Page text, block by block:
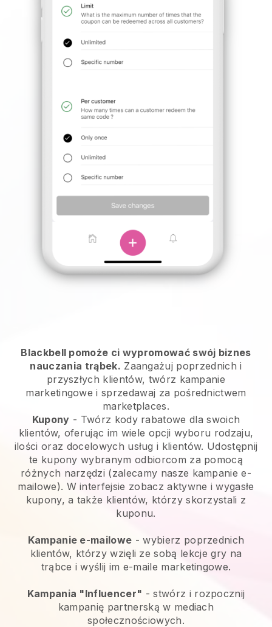
Blackbell pomoże ci wypromować swój biznes
nauczania trąbek. Zaangażuj poprzednich i
przyszłych klientów, twórz kampanie
marketingowe i sprzedawaj za pośrednictwem
marketplaces.
Kupony - Twórz kody rabatowe dla swoich
klientów, oferując im wiele opcji wyboru rodzaju,
ilości oraz docelowych usług i klientów. Udostępnij
te kupony wybranym odbiorcom za pomocą
różnych narzędzi (zalecamy nasze kampanie e-
mailowe). W interfejsie zobacz aktywne i wygasłe
kupony, a także klientów, którzy skorzystali z
kuponu.
Kampanie e-mailowe - wybierz poprzednich
klientów, którzy wzięli ze sobą lekcje gry na
trąbce i wyślij im e-maile marketingowe.
Kampania "Influencer" - stwórz i rozpocznij
kampanię partnerską w mediach
społecznościowych.